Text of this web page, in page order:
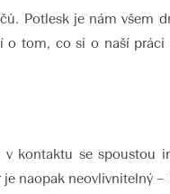
Potlesk je nám všem
o tom, co si o naší
kontaktu se spoustou
naopak neovlivnitelný –